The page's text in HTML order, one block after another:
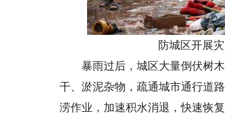
防城区开展灾
暴雨过后，城区大量倒伏树木
干、淤泥杂物，疏通城市通行道
涝作业，加速积水消退，快速恢